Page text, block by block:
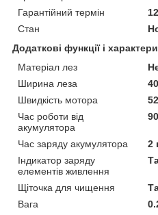
Гарантійний термін
Стан
Додаткові функції і
Матеріал лез
Ширина леза
Швидкість мотора
Час роботи від
акумулятора
Час заряду акумулятора
2
Індикатор заряду
елементів живлення
Щіточка для чищення
Вага